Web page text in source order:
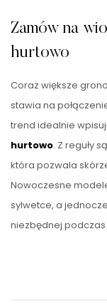
Zamów na
hurtowo
Coraz większe
stawia na
trend idealnie
hurtowo. Z reguły
która pozwala
Nowoczesne
sylwetce, a
niezbędnej